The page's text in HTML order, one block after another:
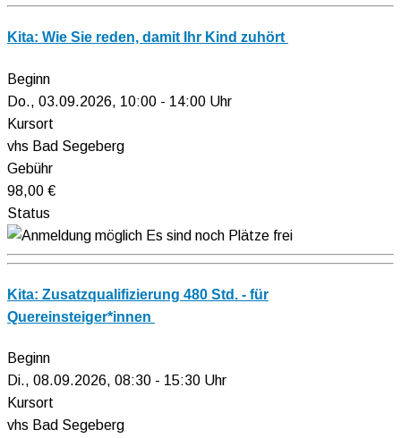
Kita: Wie Sie reden, damit Ihr Kind zuhört
Beginn
Do., 03.09.2026, 10:00 - 14:00 Uhr
Kursort
vhs Bad Segeberg
Gebühr
98,00 €
Status
Es sind noch Plätze frei
Kita: Zusatzqualifizierung 480 Std. - für
Quereinsteiger*innen
Beginn
Di., 08.09.2026, 08:30 - 15:30 Uhr
Kursort
vhs Bad Segeberg